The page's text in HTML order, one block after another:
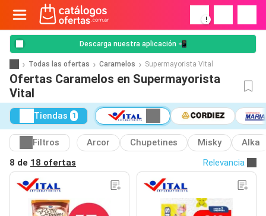
!
Descarga nuestra aplicación 📲
Todas las ofertas Caramelos Supermayorista Vital
Ofertas Caramelos en Supermayorista
Vital
Tiendas 1
Filtros Arcor Chupetines Misky
Alka
8 de 18 ofertas Relevancia